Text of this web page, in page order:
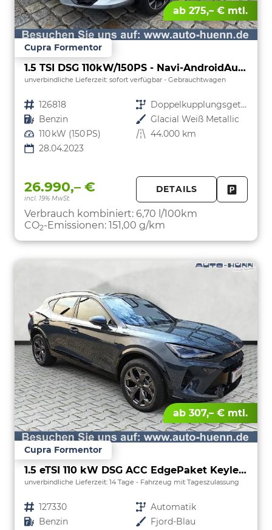
ab 275,– € mtl.
Cupra Formentor
1.5 TSI DSG 110kW/150PS - Navi-AndroidAuto&AppleCarPlay-ACC-Klimaautomatik 3Zonen-SHZ-Lenkradheizung-LED-PDC-Kamera-Sunset-Alu19"-sofort
unverbindliche Lieferzeit: sofort verfügbar Gebrauchtwagen
Fahrzeugnr. 126818 Getriebe
Doppelkupplungsgetriebe (DSG)
Kraftstoff Benzin Außenfarbe Glacial Weiß Metallic
Leistung 110 kW (150 PS) Kilometerstand 44.000 km
28.04.2023
26.990,– €
incl. 19% MwSt.
DETAILS
Verbrauch kombiniert: 6,70 l/100km
CO2-Emissionen: 151,00 g/km
ab 307,– € mtl.
Cupra Formentor
1.5 eTSI 110 kW DSG ACC EdgePaket Keyless Kam
unverbindliche Lieferzeit: 14 Tage Fahrzeug mit Tageszulassung
Fahrzeugnr. 127330 Getriebe Automatik
Kraftstoff Benzin Außenfarbe Fjord-Blau